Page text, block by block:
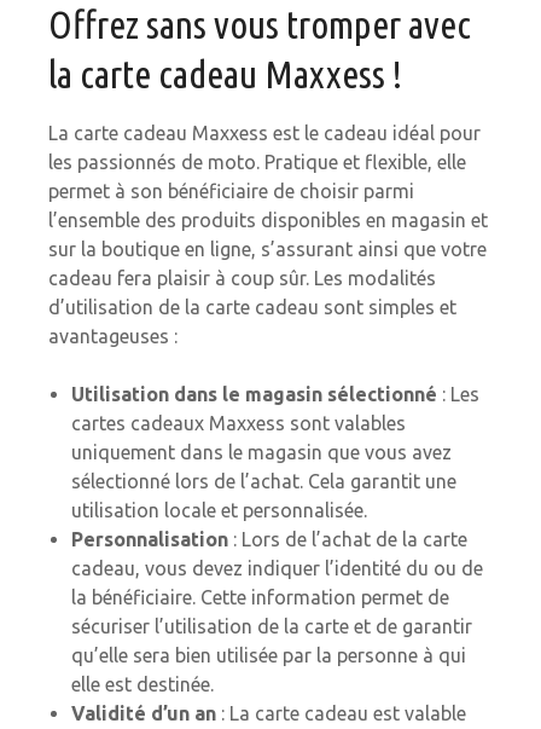
Offrez sans vous tromper avec
la carte cadeau Maxxess !
La carte cadeau Maxxess est le cadeau idéal pour
les passionnés de moto. Pratique et flexible, elle
permet à son bénéficiaire de choisir parmi
l’ensemble des produits disponibles en magasin et
sur la boutique en ligne, s’assurant ainsi que votre
cadeau fera plaisir à coup sûr. Les modalités
d’utilisation de la carte cadeau sont simples et
avantageuses :
Utilisation dans le magasin sélectionné : Les
cartes cadeaux Maxxess sont valables
uniquement dans le magasin que vous avez
sélectionné lors de l’achat. Cela garantit une
utilisation locale et personnalisée.
Personnalisation : Lors de l’achat de la carte
cadeau, vous devez indiquer l’identité du ou de
la bénéficiaire. Cette information permet de
sécuriser l’utilisation de la carte et de garantir
qu’elle sera bien utilisée par la personne à qui
elle est destinée.
Validité d’un an : La carte cadeau est valable